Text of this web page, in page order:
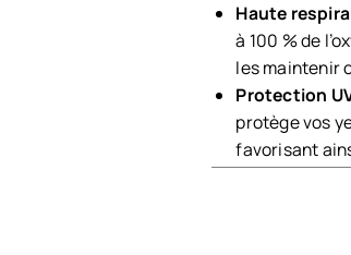
Haute
à 100 % de
les maintenir
Protection
protège vos
favorisant